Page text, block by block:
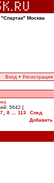
Москва
Вход • Регистрация
5642 ]
7 8 113
След.
Добавить